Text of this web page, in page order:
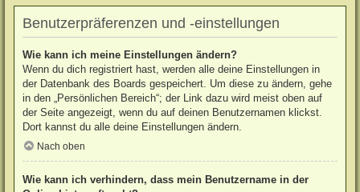
Benutzerpräferenzen und -einstellungen
Wie kann ich meine Einstellungen ändern?
Wenn du dich registriert hast, werden alle deine Einstellungen in
der Datenbank des Boards gespeichert. Um diese zu ändern, gehe
in den „Persönlichen Bereich“; der Link dazu wird meist oben auf
der Seite angezeigt, wenn du auf deinen Benutzernamen klickst.
Dort kannst du alle deine Einstellungen ändern.
Nach oben
Wie kann ich verhindern, dass mein Benutzername in der